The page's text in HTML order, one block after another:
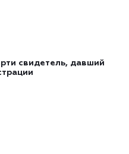
свидетель, давший